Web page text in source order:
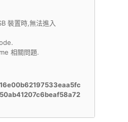
裝置時,無法進入
相關問題.